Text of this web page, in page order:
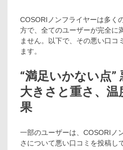
COSORIノンフライヤーは多く
方で、全てのユーザーが完全に
ません。以下で、その悪い口コ
ます。
“満足いかない点”
大きさと重さ、温
果
一部のユーザーは、COSORIノ
さについて悪い口コミを投稿し